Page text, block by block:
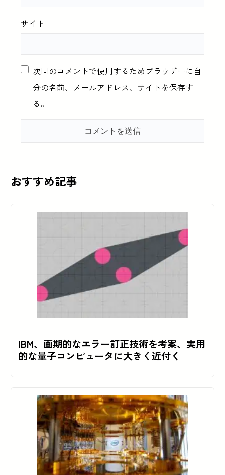
サイト
次回のコメントで使用するためブラウザーに自
分の名前、メールアドレス、サイトを保存す
る。
おすすめ記事
IBM、画期的なエラー訂正技術を考案、実用
的な量子コンピュータに大きく近付く